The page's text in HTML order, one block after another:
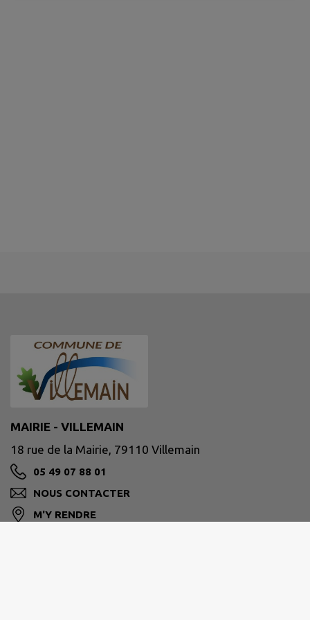
MAIRIE - VILLEMAIN
18 rue de la Mairie, 79110 Villemain
05 49 07 88 01
NOUS CONTACTER
M'Y RENDRE